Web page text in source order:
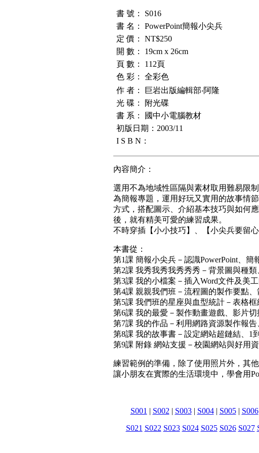
書 號： S016
書 名：
PowerPoint簡報小尖兵
定 價： NT$250
開 數： 19cm x 26cm
頁 數： 112頁
色 彩： 全彩色
作 者： 巨岩出版編輯部‧阿隆
光 碟： 附光碟
書 系： 國中小電腦教材
初版日期：2003/11
I S B N：
內容簡介：
選用不為地域性區隔與素材取用難易限
為簡報專題，運用好玩又實用的故事情
方式，搭配圖示、介紹基本技巧與如何
後，就有精美可愛的練習成果。
不時穿插【小小技巧】、【小尖兵要留
本書從：
第1課 簡報小尖兵－認識PowerPoint、簡
第2課 我秀我秀我秀秀秀－背景圖與種
第3課 我的小檔案－插入Word文件及美
第4課 親親我們班－流程圖的製作要點
第5課 我們班的星座與血型統計－表格
第6課 我的最愛－製作動畫遊戲、影片
第7課 我的作品－利用網路資源製作報
第8課 我的故事書－設定網站超鏈結、1
第9課 附錄 網站支援－校園網站與好用
練習範例的準備，除了使用照片外，其
讓小朋友在實際的生活環境中，學會用
S001 | S002 | S003| S004| S005| S006
S021 S022 S023 S024 S025 S026 S027